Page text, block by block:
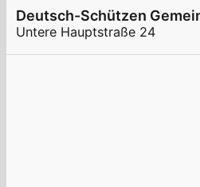
Deutsch-Schützen
Untere Hauptstraße 24